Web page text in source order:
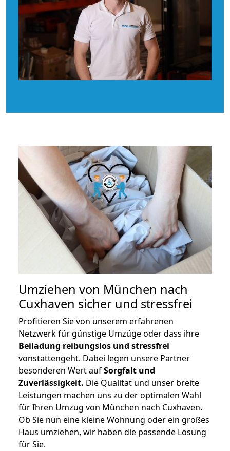
Umziehen von München nach
Cuxhaven sicher und stressfrei
Profitieren Sie von unserem erfahrenen
Netzwerk für günstige Umzüge oder dass ihre
Beiladung reibungslos und stressfrei
vonstattengeht. Dabei legen unsere Partner
besonderen Wert aufSorgfalt und
Zuverlässigkeit. Die Qualität und unser breite
Leistungen machen uns zu der optimalen Wahl
für Ihren Umzug von München nach Cuxhaven.
Ob Sie nun eine kleine Wohnung oder ein großes
Haus umziehen, wir haben die passende Lösung
für Sie.